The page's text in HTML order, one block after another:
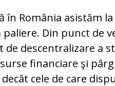
în România asistăm
Din punct de
descentralizare a
financiare şi
cele de care